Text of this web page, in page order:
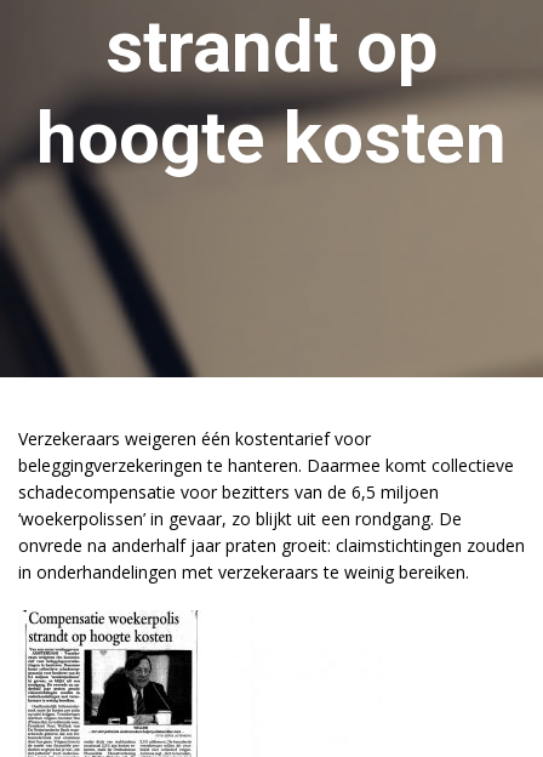
strandt op
hoogte kosten
Verzekeraars weigeren één kostentarief voor
beleggingverzekeringen te hanteren. Daarmee komt collectieve
schadecompensatie voor bezitters van de 6,5 miljoen
‘woekerpolissen’ in gevaar, zo blijkt uit een rondgang. De
onvrede na anderhalf jaar praten groeit: claimstichtingen zouden
in onderhandelingen met verzekeraars te weinig bereiken.